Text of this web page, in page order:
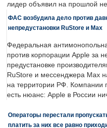
лидер объявил на прошлой
ФАС возбудила дело против
непредустановки RuStore и Max
Федеральная
против корпорации Apple за
предустановке
RuStore и мессенджера Max
на территории РФ. Компании
есть нюанс: Apple в России
Операторы перестали
платить за них все равно